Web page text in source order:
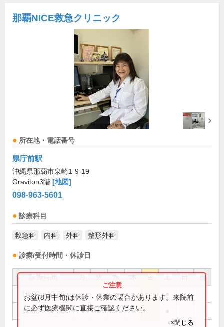
那覇NICE救急クリニック
所在地・電話番号
県庁前駅
沖縄県那覇市泉崎1-9-19
Graviton3階 [地図]
098-963-5601
診療科目
救急科 内科 外科 整形外科
診療/受付時間・休診日
祝
10:00～13:00 ● ● ● ●
15:00～18:00 ● ● ● ●
お盆(8月中旬)は休診・休業の場合があります。来院前
に必ず医療機関に直接ご確認ください。
×閉じる